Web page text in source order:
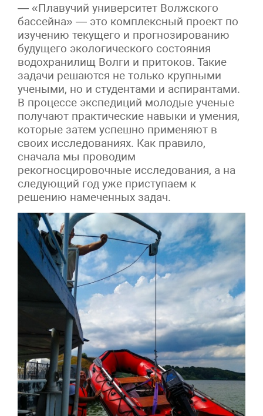
— «Плавучий университет Волжского
бассейна» — это комплексный проект по
изучению текущего и прогнозированию
будущего экологического состояния
водохранилищ Волги и притоков. Такие
задачи решаются не только крупными
учеными, но и студентами и аспирантами.
В процессе экспедиций молодые ученые
получают практические навыки и умения,
которые затем успешно применяют в
своих исследованиях. Как правило,
сначала мы проводим
рекогносцировочные исследования, а на
следующий год уже приступаем к
решению намеченных задач.